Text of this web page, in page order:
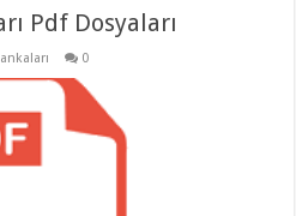
Pdf Dosyaları
0